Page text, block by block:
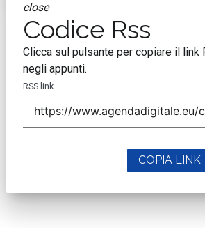
close
Codice Rss
Clicca sul pulsante per copiare il link
negli appunti.
RSS link
COPIA LINK